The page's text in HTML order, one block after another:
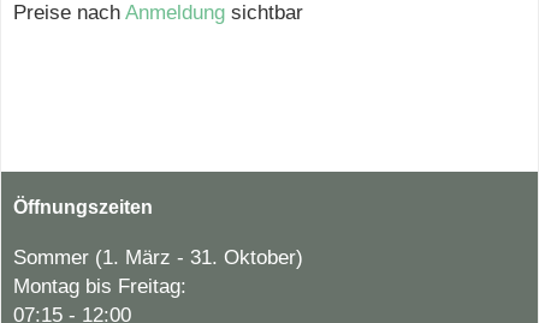
Preise nach Anmeldung sichtbar
Öffnungszeiten
Sommer (1. März - 31. Oktober)
Montag bis Freitag:
07:15 - 12:00